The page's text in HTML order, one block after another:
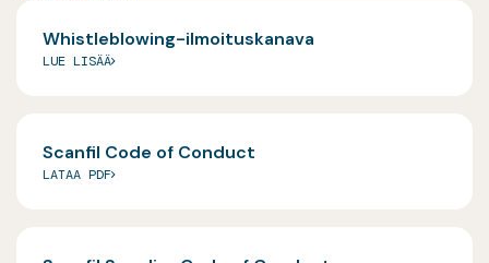
Whistleblowing-ilmoituskanava
LUE LISÄÄ
Scanfil Code of Conduct
LATAA PDF